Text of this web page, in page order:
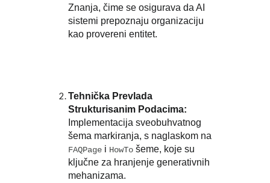
Znanja, čime se osigurava da AI
sistemi prepoznaju organizaciju
kao provereni entitet.
Tehnička Prevlada
Strukturisanim Podacima:
Implementacija sveobuhvatnog
šema markiranja, s naglaskom na
FAQPage i HowTo šeme, koje su
ključne za hranjenje generativnih
mehanizama.